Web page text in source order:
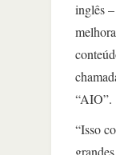
inglês –
“AIO”.
“Isso